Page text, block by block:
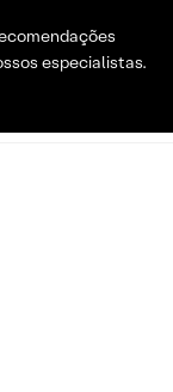
especialistas.